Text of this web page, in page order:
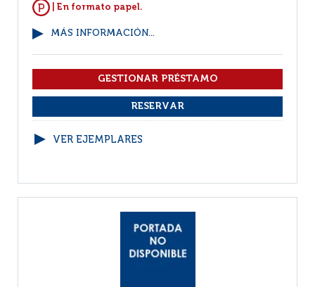
| En formato papel.
MÁS INFORMACIÓN...
VER EJEMPLARES